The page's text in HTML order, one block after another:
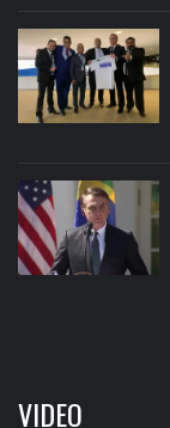
VIDEO